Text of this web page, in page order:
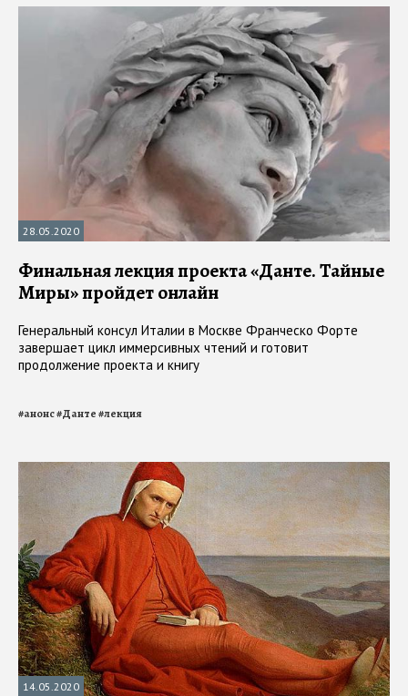
28.05.2020
Финальная лекция проекта «Данте. Тайные
Миры» пройдет онлайн
Генеральный консул Италии в Москве Франческо Форте
завершает цикл иммерсивных чтений и готовит
продолжение проекта и книгу
#анонс#Данте#лекция
14.05.2020